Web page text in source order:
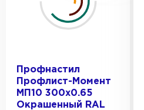
Профнастил
Профлист-Момент
МП10 300х0.65
Окрашенный RAL